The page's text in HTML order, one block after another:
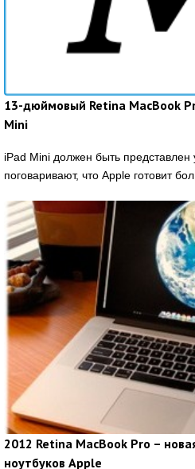
13-дюймовый Retina MacBook
Mini
iPad Mini должен быть
поговаривают, что Apple готовит
2012 Retina MacBook Pro –
ноутбуков Apple